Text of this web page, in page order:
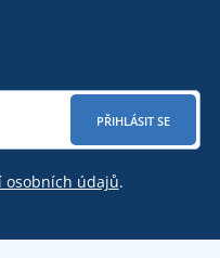
PŘIHLÁSIT SE
osobních údajů.